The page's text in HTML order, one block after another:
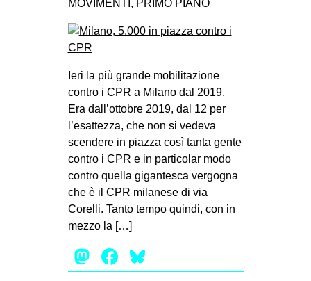
MOVIMENTI , PRIMO PIANO
Ieri la più grande mobilitazione
contro i CPR a Milano dal 2019.
Era dall’ottobre 2019, dal 12 per
l’esattezza, che non si vedeva
scendere in piazza così tanta gente
contro i CPR e in particolar modo
contro quella gigantesca vergogna
che è il CPR milanese di via
Corelli. Tanto tempo quindi, con in
mezzo la […]
Mastodon
Facebook